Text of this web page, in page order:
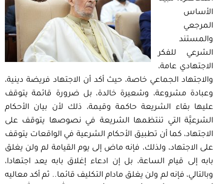
الأساس
المرجعي
والمستند
الشرعي للفكر
الاجتهادي عامة،
والاجتهاد الجماعي خاصة، حيث أكد أن الاجتهاد فريضة دينية،
وعبادة مشروعة، وشعيرة خالدة، بل ضرورة قائمة يتوقف
عليها بقاء الشريعة حاكمة وقيمة، ذلك لأن بيان الأحكام
الشرعيَّة التي تنتظمها الشريعة في نصوصها يتوقف على
الاجتهاد، كما أن تطبيق الأحكام الشرعية في الواقعات يتوقف
على الاجتهاد، ولذلك، فإنه ماض إلى يوم القيامة لم ولن يغلق
بابه إلى قيام الساعة، بل إن ادعاء إغلاق بابه يعد اجتهادا،
وبالتالي، فإنه لم ولن يغلق مادام التكليف قائما.. ثم أكد معاليه